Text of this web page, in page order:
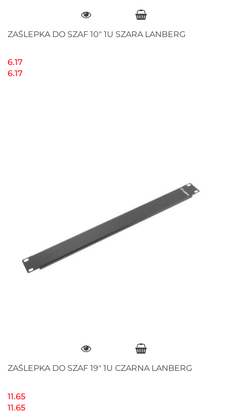
ZAŚLEPKA DO SZAF 10" 1U SZARA LANBERG
6.17
6.17
ZAŚLEPKA DO SZAF 19" 1U CZARNA LANBERG
11.65
11.65